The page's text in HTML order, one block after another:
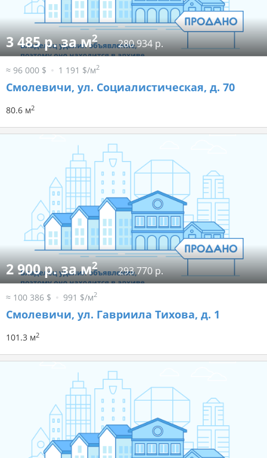
3 485 р. за м2 280 934 р.
≈ 96 000 $ 1 191 $/м2
Смолевичи, ул. Социалистическая, д. 70
80.6 м2
2 900 р. за м2 293 770 р.
≈ 100 386 $ 991 $/м2
Смолевичи, ул. Гавриила Тихова, д. 1
101.3 м2